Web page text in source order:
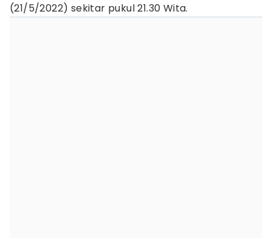
(21/5/2022) sekitar pukul 21.30 Wita.